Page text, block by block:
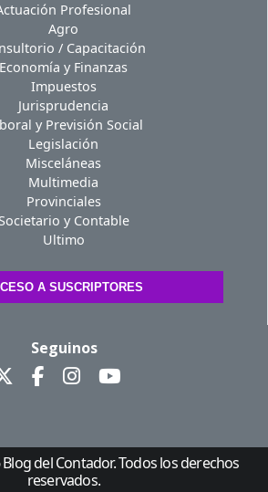
Profesional
Agro
/ Capacitación
Economía y Finanzas
Impuestos
Jurisprudencia
y Previsión Social
Legislación
Misceláneas
Multimedia
Provinciales
Societario y Contable
Ultimo
A SUSCRIPTORES
Seguinos
del Contador. Todos los derechos
reservados.